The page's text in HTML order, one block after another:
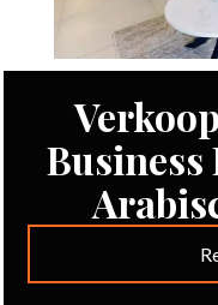
Business